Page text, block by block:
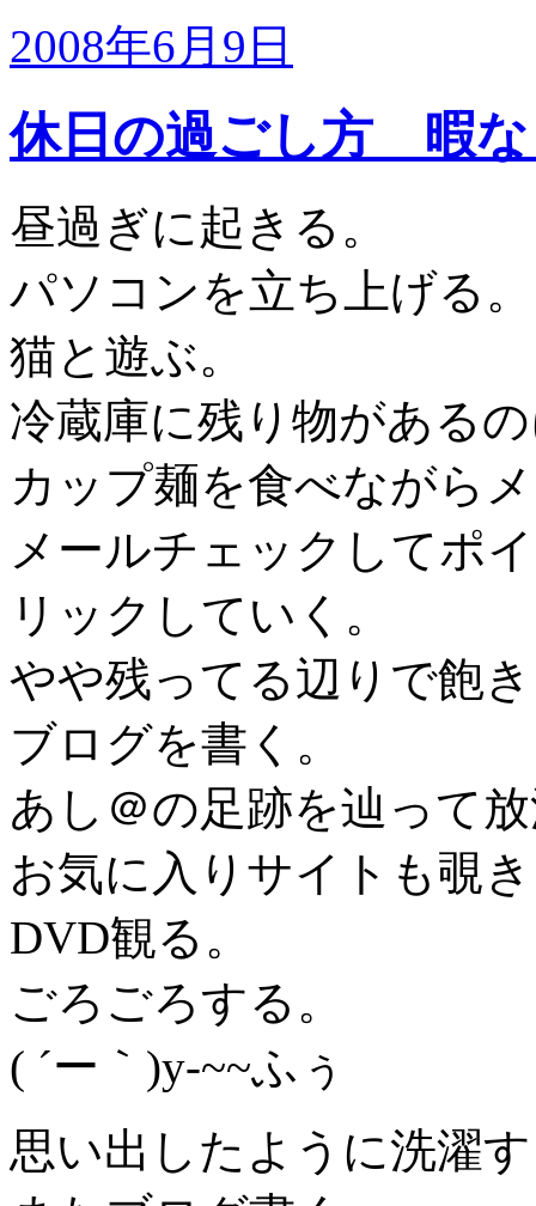
2008年6月9日
休日の過ごし方 暇な
昼過ぎに起きる。
パソコンを立ち上げる。
猫と遊ぶ。
冷蔵庫に残り物がある
カップ麺を食べながら
メールチェックしてポ
リックしていく。
やや残ってる辺りで飽
ブログを書く。
あし＠の足跡を辿って
お気に入りサイトも覗
DVD観る。
ごろごろする。
( ´ー｀)y-~~ふぅ
思い出したように洗濯